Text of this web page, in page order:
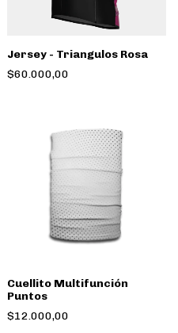
Jersey - Triangulos Rosa
$60.000,00
Cuellito Multifunción
Puntos
$12.000,00